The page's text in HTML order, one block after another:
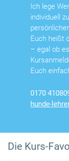
Ich lege
individuell
Euch heißt
– egal ob
Euch
0170
hunde-
Die Kurs-